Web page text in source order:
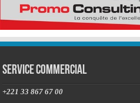
Service commercial
+221 33 867 67 00